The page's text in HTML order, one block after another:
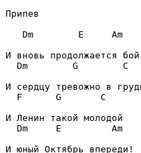
Припев
Dm
E
Am
Dm
G
C
F
G
C
Dm
E
Am